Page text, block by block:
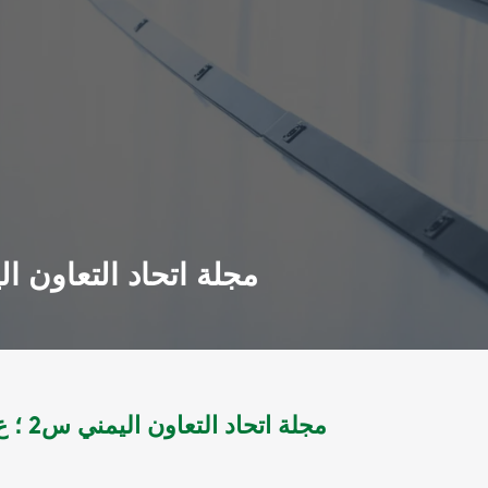
مجلة اتحاد التعاون اليمني س2 ؛ ع 1* 2ل1980 - س3 ؛